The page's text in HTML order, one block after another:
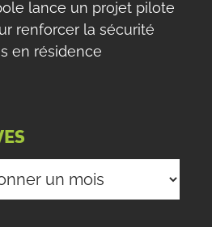
lance un projet pilote
renforcer la sécurité
en résidence